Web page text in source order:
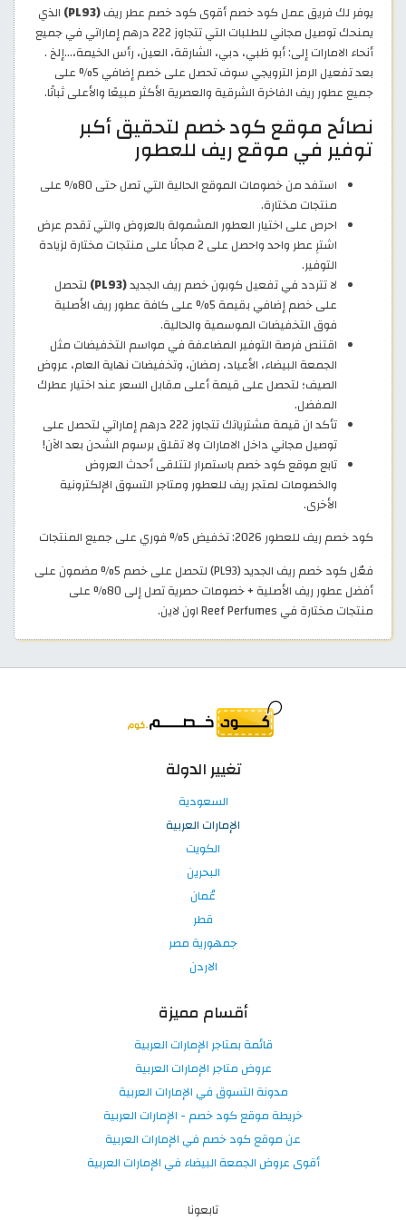
يوفر لك فريق عمل كود خصم أقوى كود خصم عطر ريف(PL93)
الذي
يمنحك توصيل مجاني للطلبات التي تتجاوز 222 درهم إماراتي في جميع
أنحاء الامارات إلى: أبو ظبي، دبي، الشارقة، العين، رأس الخيمة،…إلخ .
بعد تفعيل الرمز الترويجي سوف تحصل على خصم إضافي 5% على
جميع عطور ريف الفاخرة الشرقية والعصرية الأكثر مبيعًا والأعلى ثباتًا.
نصائح موقع كود خصم لتحقيق أكبر
توفير في موقع ريف للعطور
استفد من خصومات الموقع الحالية التي تصل حتى 80% على
منتجات مختارة.
احرص على اختيار العطور المشمولة بالعروض والتي تقدم عرض
اشترِ عطر واحد واحصل على 2 مجانًا على منتجات مختارة لزيادة
التوفير.
لا تتردد في تفعيل كوبون خصم ريف الجديد(PL93)
لتحصل
على خصم إضافي بقيمة 5% على كافة عطور ريف الأصلية
فوق التخفيضات الموسمية والحالية.
اقتنص فرصة التوفير المضاعفة في مواسم التخفيضات مثل
الجمعة البيضاء، الأعياد، رمضان، وتخفيضات نهاية العام، عروض
الصيف؛ لتحصل على قيمة أعلى مقابل السعر عند اختيار عطرك
المفضل.
تأكد ان قيمة مشترياتك تتجاوز 222 درهم إماراتي لتحصل على
توصيل مجاني داخل الامارات ولا تقلق برسوم الشحن بعد الآن!
تابع موقع كود خصم باستمرار لتتلقى أحدث العروض
والخصومات لمتجر ريف للعطور ومتاجر التسوق الإلكترونية
الأخرى.
كود خصم ريف للعطور 2026: تخفيض 5% فوري على جميع المنتجات
فعّل كود خصم ريف الجديد (PL93) لتحصل على خصم 5% مضمون على
أفضل عطور ريف الأصلية + خصومات حصرية تصل إلى 80% على
منتجات مختارة في Reef Perfumes اون لاين.
تغيير الدولة
السعودية
الإمارات العربية
الكويت
البحرين
عُمان
قطر
جمهورية مصر
الاردن
أقسام مميزة
قائمة بمتاجر الإمارات العربية
عروض متاجر الإمارات العربية
مدونة التسوق في الإمارات العربية
خريطة موقع كود خصم - الإمارات العربية
عن موقع كود خصم في الإمارات العربية
أقوى عروض الجمعة البيضاء في الإمارات العربية
تابعونا